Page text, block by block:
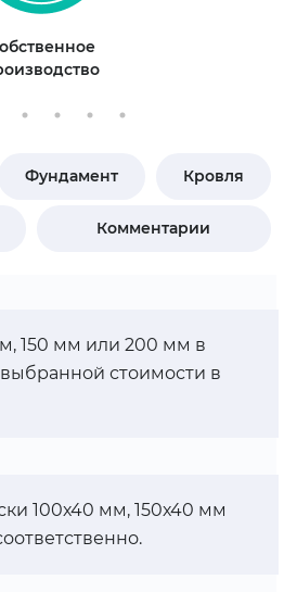
Фундамент Кровля
Комментарии
150 мм или 200 мм в
стоимости в
100х40 мм, 150х40 мм